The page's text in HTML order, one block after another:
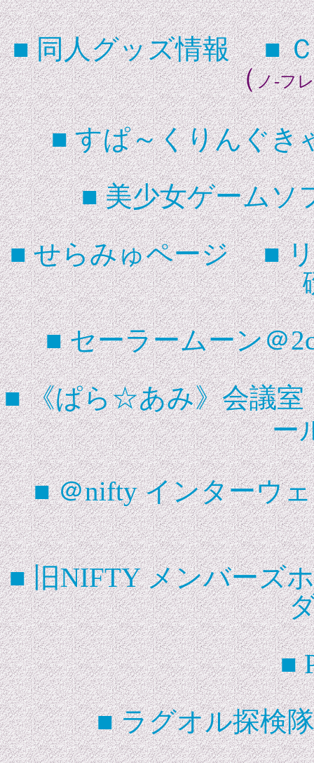
■ 同人グッズ情報
■
（ノ-フ
■ すぱ～くりんぐき
■ 美少女ゲームソ
■ せらみゅページ
■
■ セーラームーン＠
■ 《ぱら☆あみ》会議
ー
■ ＠nifty インターウ
■ 旧NIFTY メンバーズ
■
■ ラグオル探検隊